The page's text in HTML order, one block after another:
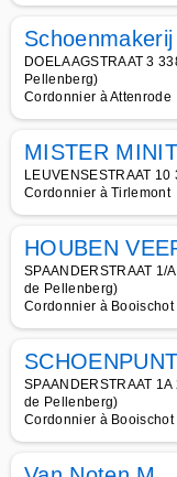
DOELAAGSTRAAT 3
Pellenberg)
Cordonnier à Attenrode
MISTER MINIT
LEUVENSESTRAAT
Cordonnier à Tirlemont
HOUBEN
SPAANDERSTRAAT
de Pellenberg)
Cordonnier à Booischot
SCHOENPUNT
SPAANDERSTRAAT
de Pellenberg)
Cordonnier à Booischot